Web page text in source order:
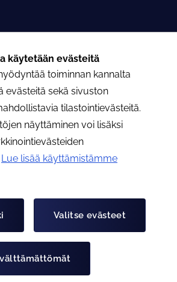
käytetään evästeitä
toiminnan kannalta
evästeitä sekä sivuston
tilastointievästeitä.
näyttäminen voi lisäksi
Lue lisää käyttämistämme
Valitse evästeet
Tietosuojaseloste
© Rahtarit ry 2026